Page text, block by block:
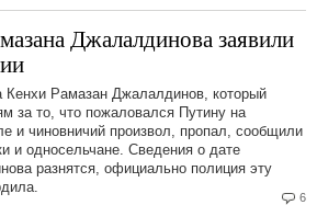
6
Джалалдинова заявили
Кенхи Рамазан Джалалдинов, который
за то, что пожаловался Путину на
и чиновничий произвол, пропал, сообщили
и односельчане. Сведения о дате
разнятся, официально полиция эту